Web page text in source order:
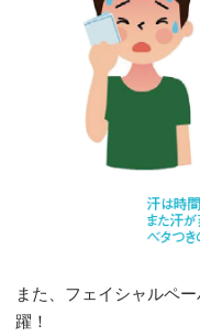
また、フェイシャルペ
躍！